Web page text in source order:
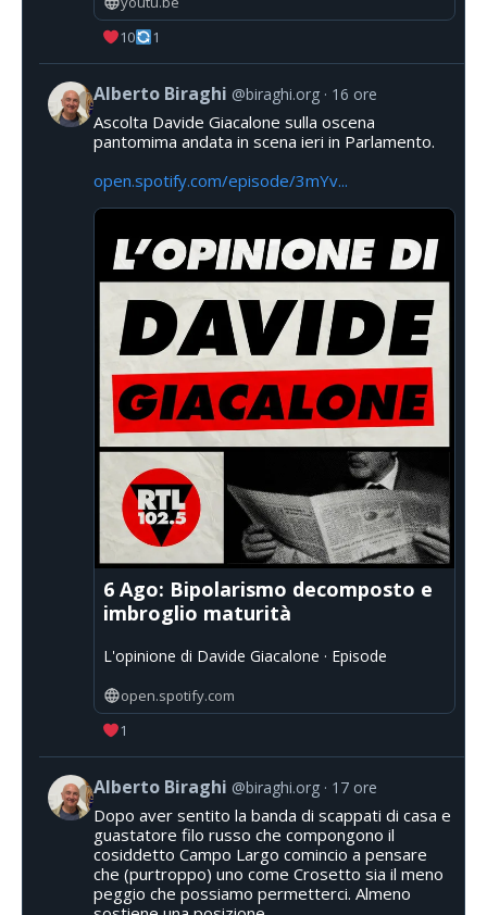
10
1
Alberto Biraghi @biraghi.org 16 ore
Ascolta Davide Giacalone sulla oscena
pantomima andata in scena ieri in Parlamento.
open.spotify.com/episode/3mYv...
6 Ago: Bipolarismo decomposto e
imbroglio maturità
L'opinione di Davide Giacalone · Episode
open.spotify.com
1
Alberto Biraghi @biraghi.org 17 ore
Dopo aver sentito la banda di scappati di casa e
guastatore filo russo che compongono il
cosiddetto Campo Largo comincio a pensare
che (purtroppo) uno come Crosetto sia il meno
peggio che possiamo permetterci. Almeno